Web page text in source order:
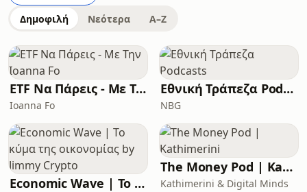
Δημοφιλή Νεότερα A–Z
ETF Να Πάρεις - Με Την Ioanna Fo
Ioanna Fo
Εθνική Τράπεζα Podcasts
NBG
Economic Wave | Το κύμα της οικονομίας by Jimmy Crypto
The Money Pod | Kathimerini
Kathimerini & Digital Minds